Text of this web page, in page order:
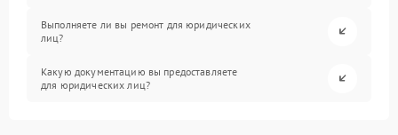
Выполняете ли вы ремонт для юридических
лиц?
Какую документацию вы предоставляете
для юридических лиц?